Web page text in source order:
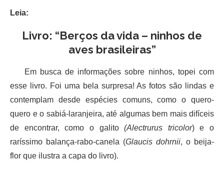
Leia:
Livro: “Berços da vida – ninhos de
aves brasileiras”
Em busca de informações sobre ninhos, topei com
esse livro. Foi uma bela surpresa! As fotos são lindas e
contemplam desde espécies comuns, como o quero-
quero e o sabiá-laranjeira, até algumas bem mais difíceis
de encontrar, como o galito(Alectrurus tricolor) e o
raríssimo balança-rabo-canela (Glaucis dohrnii, o beija-
flor que ilustra a capa do livro).